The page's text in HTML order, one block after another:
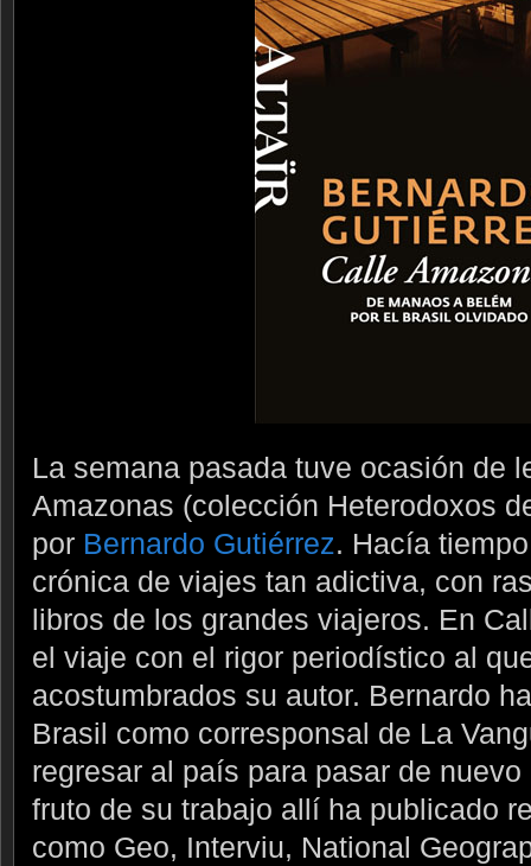
La semana pasada tuve ocasión de
Amazonas (colección Heterodoxos
por Bernardo Gutiérrez. Hacía
crónica de viajes tan adictiva, con
libros de los grandes viajeros. En
el viaje con el rigor periodístico al
acostumbrados su autor. Bernardo
Brasil como corresponsal de La
regresar al país para pasar de
fruto de su trabajo allí ha publicado
como Geo, Interviu, National